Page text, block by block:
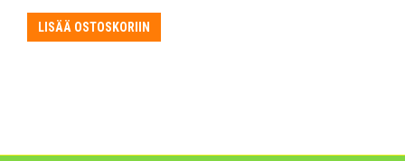
LISÄÄ OSTOSKORIIN